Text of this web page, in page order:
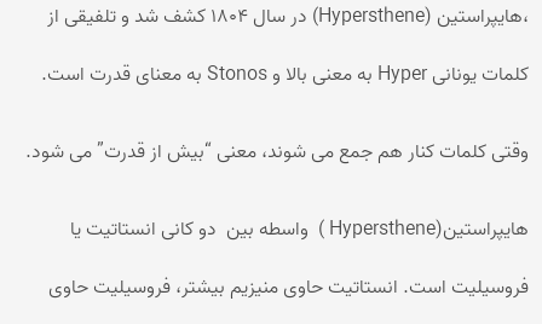
،هایپراستین (Hypersthene) در سال 1804 کشف شد و تلفیقی از
کلمات یونانی Hyper به معنی بالا و Stonos به معنای قدرت است.
وقتی کلمات کنار هم جمع می شوند، معنی “بیش از قدرت” می شود.
هایپراستین(Hypersthene ) واسطه بین دو کانی انستاتیت یا
فروسیلیت است. انستاتیت حاوی منیزیم بیشتر، فروسیلیت حاوی